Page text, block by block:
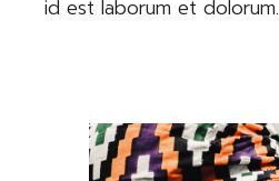
id est laborum et dolorum.